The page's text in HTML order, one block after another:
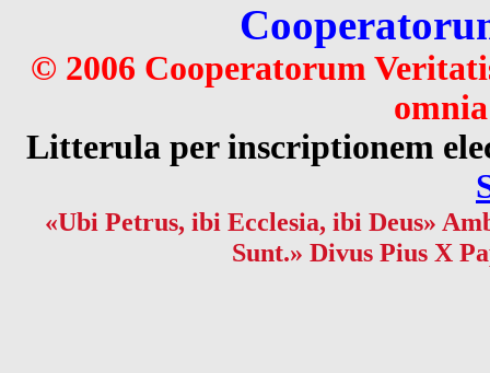
© 2006 Cooperatorum
Litterula per inscriptionem
«Ubi Petrus, ibi Ecclesia, ibi Deus»
Sunt.» Divus Pius X